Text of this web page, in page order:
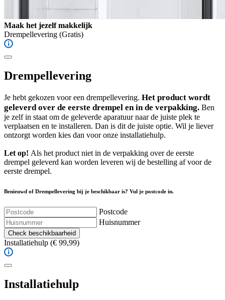
Maak het jezelf makkelijk
Drempellevering (Gratis)
Drempellevering
Je hebt gekozen voor een drempellevering. Het product wordt
geleverd over de eerste drempel en in de verpakking. Ben
je zelf in staat om de geleverde aparatuur naar de juiste plek te
verplaatsen en te installeren. Dan is dit de juiste optie. Wil je liever
ontzorgt worden kies dan voor onze installatiehulp.
Let op! Als het product niet in de verpakking over de eerste
drempel geleverd kan worden leveren wij de bestelling af voor de
eerste drempel.
Benieuwd of Drempellevering bij je beschikbaar is? Vul je postcode in.
Postcode
Huisnummer
Check beschikbaarheid
Installatiehulp (€ 99,99)
Installatiehulp